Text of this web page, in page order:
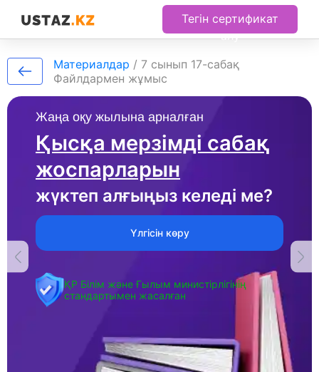
Тегін сертификат
алу
Жаңа оқу жылына арналған
Қысқа мерзімді сабақ
жоспарларын
жүктеп алғыңыз келеді ме?
Үлгісін көру
ҚР Білім және Ғылым министірлігінің
стандартымен жасалған
Материалдар / 7 сынып 17-сабақ
Файлдармен жұмыс